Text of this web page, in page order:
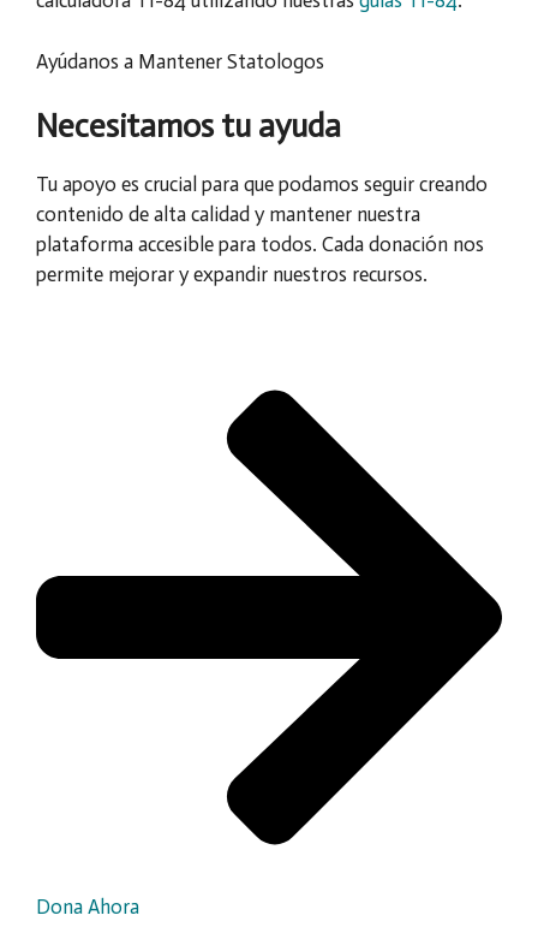
Ayúdanos a Mantener Statologos
Necesitamos tu ayuda
Tu apoyo es crucial para que podamos seguir creando
contenido de alta calidad y mantener nuestra
plataforma accesible para todos. Cada donación nos
permite mejorar y expandir nuestros recursos.
Dona Ahora